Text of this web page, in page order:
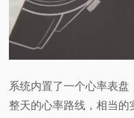
系统内置了一个心率表盘
整天的心率路线，相当